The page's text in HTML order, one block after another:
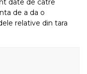
date de catre
de a da o
relative din tara